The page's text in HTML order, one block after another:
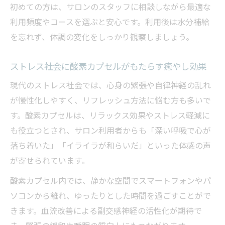
酸素カプセル通い放題の利用者体験と満足
度
継続利用がもたらす酸素カプセルの美容効果
化
酸素カプセルはアンチエイジングにどう有
効か
酸素カプセルが肌のハリやツヤに与える影
響
酸素カプセルの美容効果とそのメカニズム
酸素カプセルで内側から美しさを実感する
方法
忙しい毎日へ酸素カプセルの活用術を提案
初めての方は、サロンのスタッフに相談しながら最適な
利用頻度やコースを選ぶと安心です。利用後は水分補給
を忘れず、体調の変化をしっかり観察しましょう。
ストレス社会に酸素カプセルがもたらす癒やし効果
現代のストレス社会では、心身の緊張や自律神経の乱れ
が慢性化しやすく、リフレッシュ方法に悩む方も多いで
す。酸素カプセルは、リラックス効果やストレス軽減に
も役立つとされ、サロン利用者からも「深い呼吸で心が
落ち着いた」「イライラが和らいだ」といった体感の声
が寄せられています。
酸素カプセル内では、静かな空間でスマートフォンやパ
ソコンから離れ、ゆったりとした時間を過ごすことがで
きます。血流改善による副交感神経の活性化が期待で